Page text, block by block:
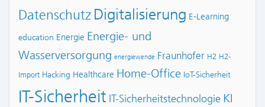
Datenschutz Digitalisierung E-Learning
education Energie Energie- und
Wasserversorgung energiewende Fraunhofer H2 H2-
Import Hacking Healthcare Home-Office IoT-Sicherheit
IT-Sicherheit IT-Sicherheitstechnologie KI